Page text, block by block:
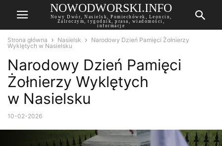
NOWODWORSKI.INFO
Nowy Dwór, Nasielsk, Pomiechówek, Leoncin,
Zalroczym, tygodnik, prasa, wiadomości,
informacje
Strona główna Nasielsk
Narodowy Dzień Pamięci Żołnierzy
Wyklętych w Nasielsku
Narodowy Dzień Pamięci
Żołnierzy Wyklętych
w Nasielsku
10-02-2026